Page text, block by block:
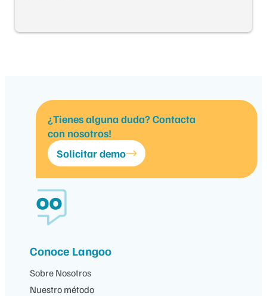
¿Tienes alguna duda? Contacta
con nosotros!
Solicitar demo
Conoce Langoo
Sobre Nosotros
Nuestro método